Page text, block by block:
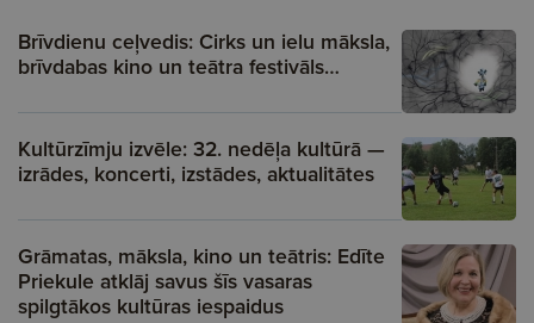
Brīvdienu ceļvedis: Cirks un ielu māksla,
brīvdabas kino un teātra festivāls…
Kultūrzīmju izvēle: 32. nedēļa kultūrā —
izrādes, koncerti, izstādes, aktualitātes
Grāmatas, māksla, kino un teātris: Edīte
Priekule atklāj savus šīs vasaras
spilgtākos kultūras iespaidus